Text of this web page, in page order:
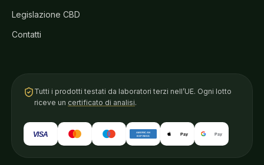
Legislazione CBD
Contatti
Tutti i prodotti testati da laboratori terzi nell’UE. Ogni lotto
riceve un certificato di analisi.
VISA AMERICAN
EXPRESS Pay Pay